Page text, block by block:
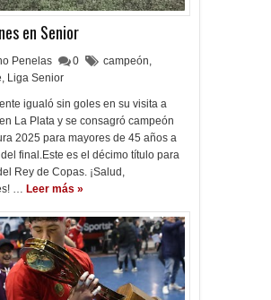
en Senior
Penelas 0 campeón,
, Liga Senior
igualó sin goles en su visita a
La Plata y se consagró campeón
2025 para mayores de 45 años a
final.Este es el décimo título para
Rey de Copas. ¡Salud,
… Leer más »